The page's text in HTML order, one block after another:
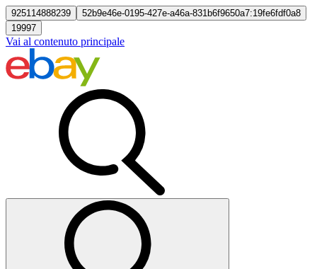
925114888239
52b9e46e-0195-427e-a46a-831b6f9650a7:19fe6fdf0a8
19997
Vai al contenuto principale